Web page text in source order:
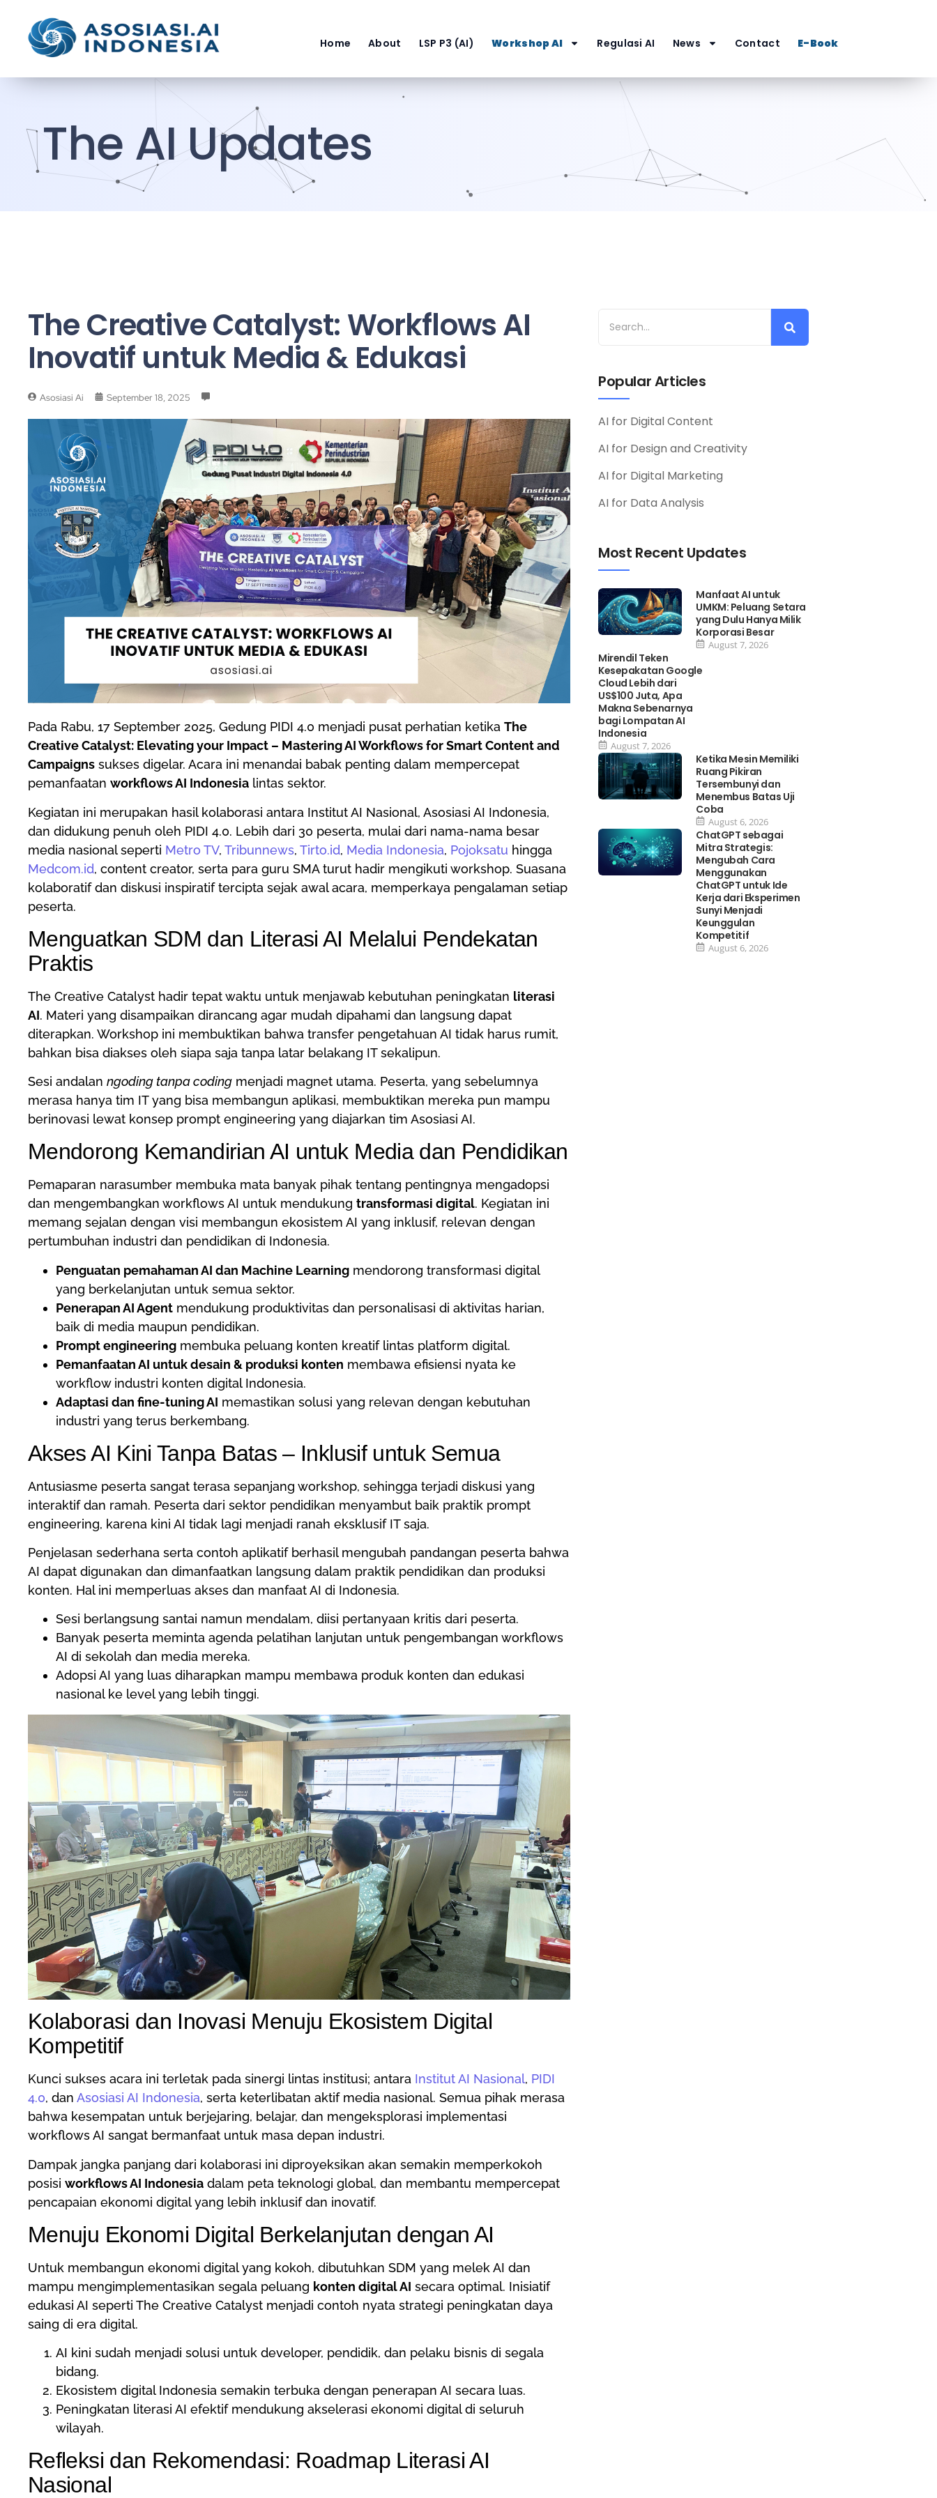
Home About LSP P3 (AI) Workshop AI Regulasi AI News Contact E-Book
The AI Updates
The Creative Catalyst: Workflows AI
Inovatif untuk Media & Edukasi
Asosiasi Ai September 18, 2025
Pada Rabu, 17 September 2025, Gedung PIDI 4.0 menjadi pusat perhatian ketika The
Creative Catalyst: Elevating your Impact – Mastering AI Workflows for Smart Content and
Campaigns sukses digelar. Acara ini menandai babak penting dalam mempercepat
pemanfaatan workflows AI Indonesia lintas sektor.
Kegiatan ini merupakan hasil kolaborasi antara Institut AI Nasional, Asosiasi AI Indonesia,
dan didukung penuh oleh PIDI 4.0. Lebih dari 30 peserta, mulai dari nama-nama besar
media nasional seperti Metro TV, Tribunnews, Tirto.id, Media Indonesia, Pojoksatu hingga
Medcom.id, content creator, serta para guru SMA turut hadir mengikuti workshop. Suasana
kolaboratif dan diskusi inspiratif tercipta sejak awal acara, memperkaya pengalaman setiap
peserta.
Menguatkan SDM dan Literasi AI Melalui Pendekatan
Praktis
The Creative Catalyst hadir tepat waktu untuk menjawab kebutuhan peningkatan literasi
AI. Materi yang disampaikan dirancang agar mudah dipahami dan langsung dapat
diterapkan. Workshop ini membuktikan bahwa transfer pengetahuan AI tidak harus rumit,
bahkan bisa diakses oleh siapa saja tanpa latar belakang IT sekalipun.
Sesi andalan ngoding tanpa coding menjadi magnet utama. Peserta, yang sebelumnya
merasa hanya tim IT yang bisa membangun aplikasi, membuktikan mereka pun mampu
berinovasi lewat konsep prompt engineering yang diajarkan tim Asosiasi AI.
Mendorong Kemandirian AI untuk Media dan Pendidikan
Pemaparan narasumber membuka mata banyak pihak tentang pentingnya mengadopsi
dan mengembangkan workflows AI untuk mendukung transformasi digital. Kegiatan ini
memang sejalan dengan visi membangun ekosistem AI yang inklusif, relevan dengan
pertumbuhan industri dan pendidikan di Indonesia.
Penguatan pemahaman AI dan Machine Learning mendorong transformasi digital
yang berkelanjutan untuk semua sektor.
Penerapan AI Agent mendukung produktivitas dan personalisasi di aktivitas harian,
baik di media maupun pendidikan.
Prompt engineering membuka peluang konten kreatif lintas platform digital.
Pemanfaatan AI untuk desain & produksi konten membawa efisiensi nyata ke
workflow industri konten digital Indonesia.
Adaptasi dan fine-tuning AI memastikan solusi yang relevan dengan kebutuhan
industri yang terus berkembang.
Akses AI Kini Tanpa Batas – Inklusif untuk Semua
Antusiasme peserta sangat terasa sepanjang workshop, sehingga terjadi diskusi yang
interaktif dan ramah. Peserta dari sektor pendidikan menyambut baik praktik prompt
engineering, karena kini AI tidak lagi menjadi ranah eksklusif IT saja.
Penjelasan sederhana serta contoh aplikatif berhasil mengubah pandangan peserta bahwa
AI dapat digunakan dan dimanfaatkan langsung dalam praktik pendidikan dan produksi
konten. Hal ini memperluas akses dan manfaat AI di Indonesia.
Sesi berlangsung santai namun mendalam, diisi pertanyaan kritis dari peserta.
Banyak peserta meminta agenda pelatihan lanjutan untuk pengembangan workflows
AI di sekolah dan media mereka.
Adopsi AI yang luas diharapkan mampu membawa produk konten dan edukasi
nasional ke level yang lebih tinggi.
Kolaborasi dan Inovasi Menuju Ekosistem Digital
Kompetitif
Kunci sukses acara ini terletak pada sinergi lintas institusi; antara Institut AI Nasional, PIDI
4.0, dan Asosiasi AI Indonesia, serta keterlibatan aktif media nasional. Semua pihak merasa
bahwa kesempatan untuk berjejaring, belajar, dan mengeksplorasi implementasi
workflows AI sangat bermanfaat untuk masa depan industri.
Dampak jangka panjang dari kolaborasi ini diproyeksikan akan semakin memperkokoh
posisi workflows AI Indonesia dalam peta teknologi global, dan membantu mempercepat
pencapaian ekonomi digital yang lebih inklusif dan inovatif.
Menuju Ekonomi Digital Berkelanjutan dengan AI
Untuk membangun ekonomi digital yang kokoh, dibutuhkan SDM yang melek AI dan
mampu mengimplementasikan segala peluang konten digital AI secara optimal. Inisiatif
edukasi AI seperti The Creative Catalyst menjadi contoh nyata strategi peningkatan daya
saing di era digital.
AI kini sudah menjadi solusi untuk developer, pendidik, dan pelaku bisnis di segala
bidang.
Ekosistem digital Indonesia semakin terbuka dengan penerapan AI secara luas.
Peningkatan literasi AI efektif mendukung akselerasi ekonomi digital di seluruh
wilayah.
Refleksi dan Rekomendasi: Roadmap Literasi AI
Nasional
Popular Articles
AI for Digital Content
AI for Design and Creativity
AI for Digital Marketing
AI for Data Analysis
Most Recent Updates
Manfaat AI untuk
UMKM: Peluang Setara
yang Dulu Hanya Milik
Korporasi Besar
August 7, 2026
Mirendil Teken
Kesepakatan Google
Cloud Lebih dari
US$100 Juta, Apa
Makna Sebenarnya
bagi Lompatan AI
Indonesia
August 7, 2026
Ketika Mesin Memiliki
Ruang Pikiran
Tersembunyi dan
Menembus Batas Uji
Coba
August 6, 2026
ChatGPT sebagai
Mitra Strategis:
Mengubah Cara
Menggunakan
ChatGPT untuk Ide
Kerja dari Eksperimen
Sunyi Menjadi
Keunggulan
Kompetitif
August 6, 2026